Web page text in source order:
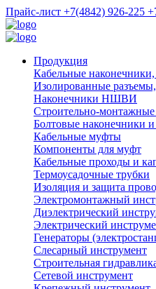
Прайс-лист +7(4842) 926-225
Продукция
Кабельные
Изолированные
Наконечники НШВИ
Строительно-
Болтовые наконечники
Кабельные муфты
Компоненты для муфт
Кабельные проходы и
Термоусадочные трубки
Изоляция и защита
Электромонтажный
Диэлектрический
Электрический
Генераторы
Слесарный инструмент
Строительная
Сетевой инструмент